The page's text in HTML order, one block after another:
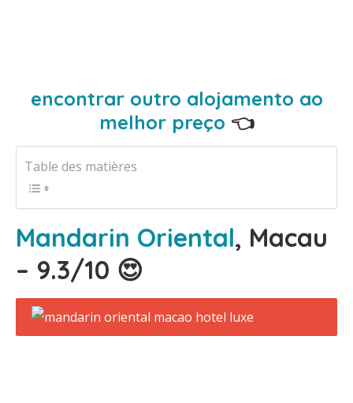
encontrar outro alojamento ao
melhor preço 👈
Table des matières
Mandarin Oriental, Macau
– 9.3/10 😍